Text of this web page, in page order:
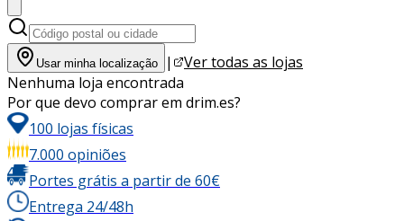
Usar minha localização |
Ver todas as lojas
Nenhuma loja encontrada
Por que devo comprar em drim.es?
100 lojas físicas
7.000 opiniões
Portes grátis a partir de 60€
Entrega 24/48h